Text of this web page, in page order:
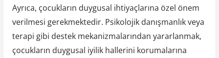
Ayrıca, çocukların duygusal ihtiyaçlarına özel önem
verilmesi gerekmektedir. Psikolojik danışmanlık veya
terapi gibi destek mekanizmalarından yararlanmak,
çocukların duygusal iyilik hallerini korumalarına